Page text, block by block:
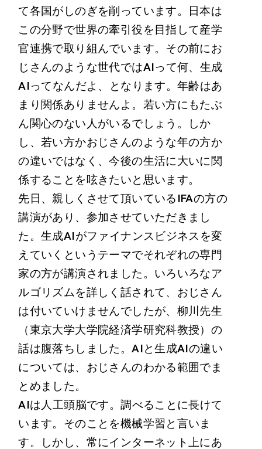
て各国がしのぎを削っています。日本は
この分野で世界の牽引役を目指して産学
官連携で取り組んでいます。その前にお
じさんのような世代ではAIって何、生成
AIってなんだよ、となります。年齢はあ
まり関係ありませんよ。若い方にもたぶ
ん関心のない人がいるでしょう。しか
し、若い方かおじさんのような年の方か
の違いではなく、今後の生活に大いに関
係することを呟きたいと思います。
先日、親しくさせて頂いているIFAの方の
講演があり、参加させていただきまし
た。生成AIがファイナンスビジネスを変
えていくというテーマでそれぞれの専門
家の方が講演されました。いろいろなア
ルゴリズムを詳しく話されて、おじさん
は付いていけませんでしたが、柳川先生
（東京大学大学院経済学研究科教授）の
話は腹落ちしました。AIと生成AIの違い
については、おじさんのわかる範囲でま
とめました。
AIは人工頭脳です。調べることに長けて
います。そのことを機械学習と言いま
す。しかし、常にインターネット上にあ